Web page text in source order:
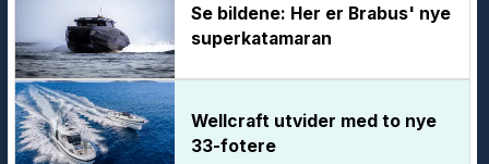
Se bildene: Her er Brabus' nye
superkatamaran
Wellcraft utvider med to nye
33-fotere